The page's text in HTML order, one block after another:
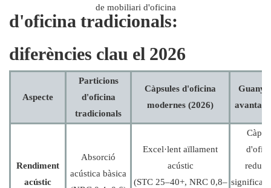
d'oficina tradicionals:
diferències clau el 2026
Aspecte
Particions
d'oficina
tradicionals
Càpsules d'oficina
modernes (2026)
Rendiment
acústic
Absorció
acústica bàsica
Excel·lent aïllament
acústic
(STC 25–40+, NRC 0,8–